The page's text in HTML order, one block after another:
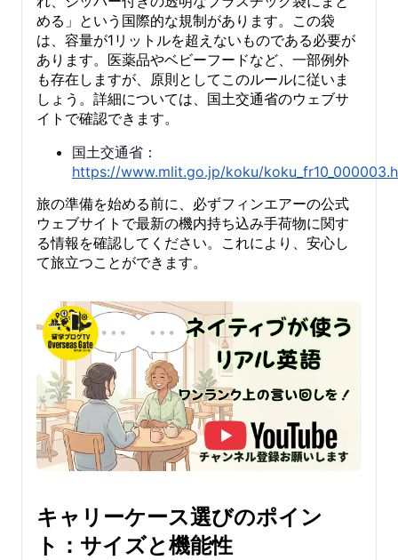
める」という国際的な規制があります。この袋
は、容量が1リットルを超えないものである必要が
あります。医薬品やベビーフードなど、一部例外
も存在しますが、原則としてこのルールに従いま
しょう。詳細については、国土交通省のウェブサ
イトで確認できます。
国土交通省：
https://www.mlit.go.jp/koku/
旅の準備を始める前に、必ずフィンエアーの公式
ウェブサイトで最新の機内持ち込み手荷物に関す
る情報を確認してください。これにより、安心し
て旅立つことができます。
キャリーケース選びのポイン
ト：サイズと機能性